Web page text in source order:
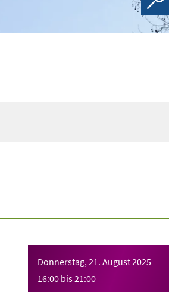
Donnerstag, 21. August 2025
16:00 bis21:00